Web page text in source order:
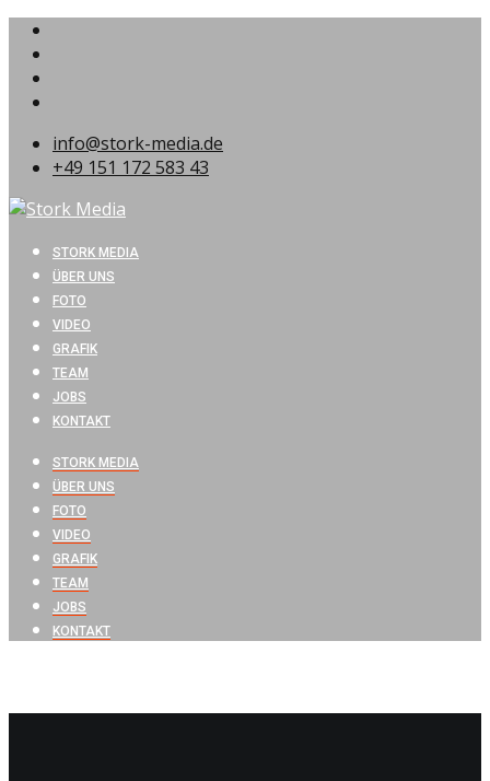
info@stork-media.de
+49 151 172 583 43
STORK MEDIA
ÜBER UNS
FOTO
VIDEO
GRAFIK
TEAM
JOBS
KONTAKT
STORK MEDIA
ÜBER UNS
FOTO
VIDEO
GRAFIK
TEAM
JOBS
KONTAKT